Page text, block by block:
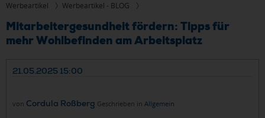
Werbeartikel Werbeartikel - BLOG
Mitarbeitergesundheit fördern: Tipps für
mehr Wohlbefinden am Arbeitsplatz
21.05.2025 15:00
von Cordula Roßberg Geschrieben in Allgemein